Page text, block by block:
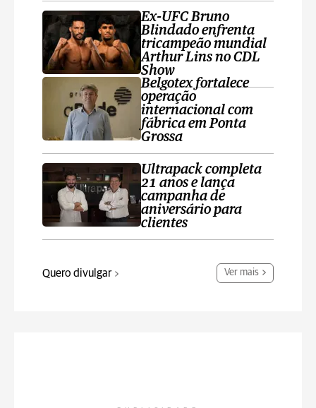
Ex-UFC Bruno
Blindado enfrenta
tricampeão mundial
Arthur Lins no CDL
Show
Belgotex fortalece
operação
internacional com
fábrica em Ponta
Grossa
Ultrapack completa
21 anos e lança
campanha de
aniversário para
clientes
Quero divulgar Ver mais